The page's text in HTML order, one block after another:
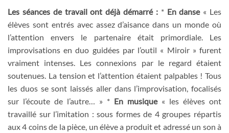
Les séances de travail ont déjà démarré :* En danse« Les
élèves sont entrés avec assez d’aisance dans un monde où
l’attention envers le partenaire était primordiale. Les
improvisations en duo guidées par l’outil « Miroir » furent
vraiment intenses. Les connexions par le regard étaient
soutenues. La tension et l’attention étaient palpables ! Tous
les duos se sont laissés aller dans l’improvisation, focalisés
sur l’écoute de l’autre… » * En musique« les élèves ont
travaillé sur l’imitation : sous formes de 4 groupes répartis
aux 4 coins de la pièce, un élève a produit et adressé un son à